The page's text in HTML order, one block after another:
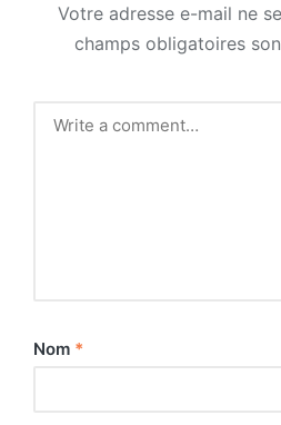
Votre adresse e-mail ne
champs obligatoires
Nom *